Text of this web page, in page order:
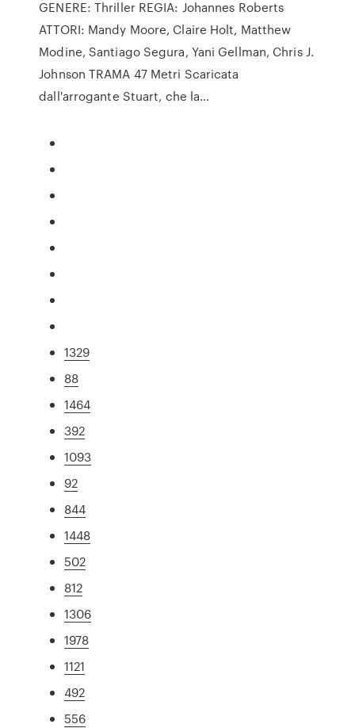
GENERE: Thriller REGIA: Johannes Roberts
ATTORI: Mandy Moore, Claire Holt, Matthew
Modine, Santiago Segura, Yani Gellman, Chris J.
Johnson TRAMA 47 Metri Scaricata
dall'arrogante Stuart, che la…
1329
88
1464
392
1093
92
844
1448
502
812
1306
1978
1121
492
556